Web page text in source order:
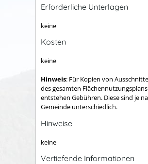
Erforderliche Unterlagen
keine
Kosten
keine
Hinweis: Für Kopien von
des gesamten Flächennutzungsplans
entstehen Gebühren. Diese sind je
Gemeinde unterschiedlich.
Hinweise
keine
Vertiefende Informationen